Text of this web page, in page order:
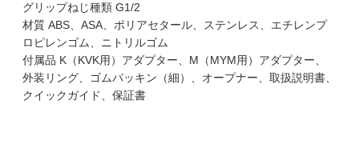
グリップねじ種類 G1/2
材質 ABS、ASA、ポリアセタール、ステンレス、エチレンプ
ロピレンゴム、ニトリルゴム
付属品 K（KVK用）アダプター、M（MYM用）アダプター、
外装リング、ゴムパッキン（細）、オープナー、取扱説明書、
クイックガイド、保証書